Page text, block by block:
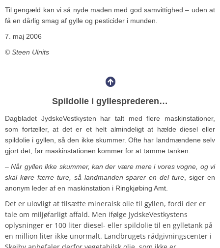
Til gengæld kan vi så nyde maden med god samvittighed – uden at
få en dårlig smag af gylle og pesticider i munden.
7. maj 2006
© Steen Ulnits
Spildolie i gyllesprederen…
Dagbladet JydskeVestkysten har talt med flere maskinstationer,
som fortæller, at det er et helt almindeligt at hælde diesel eller
spildolie i gyllen, så den ikke skummer. Ofte har landmændene selv
gjort det, før maskinstationen kommer for at tømme tanken.
– Når gyllen ikke skummer, kan der være mere i vores vogne, og vi
skal køre færre ture, så landmanden sparer en del ture , siger en
anonym leder af en maskinstation i Ringkjøbing Amt.
Det er ulovligt at tilsætte mineralsk olie til gyllen, fordi der er
tale om miljøfarligt affald. Men ifølge JydskeVestkystens
oplysninger er 100 liter diesel- eller spildolie til en gylletank på
en million liter ikke unormalt. Landbrugets rådgivningscenter i